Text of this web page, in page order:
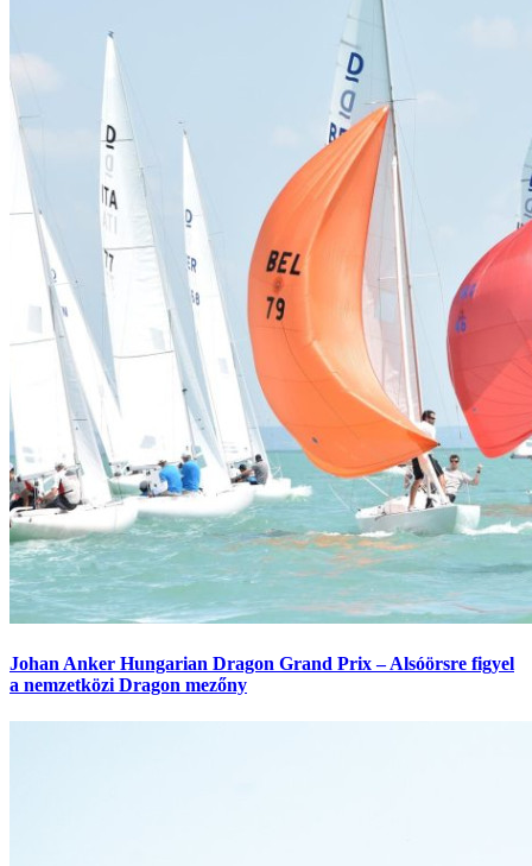
Johan Anker Hungarian Dragon Grand Prix – Alsóörsre figyel
a nemzetközi Dragon mezőny